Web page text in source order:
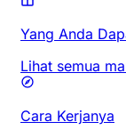
Yang Anda
Lihat semua
Cara Kerjanya